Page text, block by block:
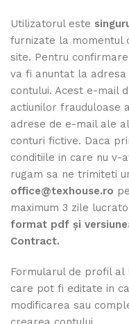
Utilizatorul este
furnizate la momentul
site. Pentru
va fi anuntat la
contului. Acest e-mail
actiunilor frauduloase
adrese de e-mail ale
conturi fictive. Daca
conditiile in care nu v-
rugam sa ne trimiteti
office@texhouse.ro
maximum 3 zile
format pdf şi
Contract.
Formularul de profil al
care pot fi editate in
modificarea sau